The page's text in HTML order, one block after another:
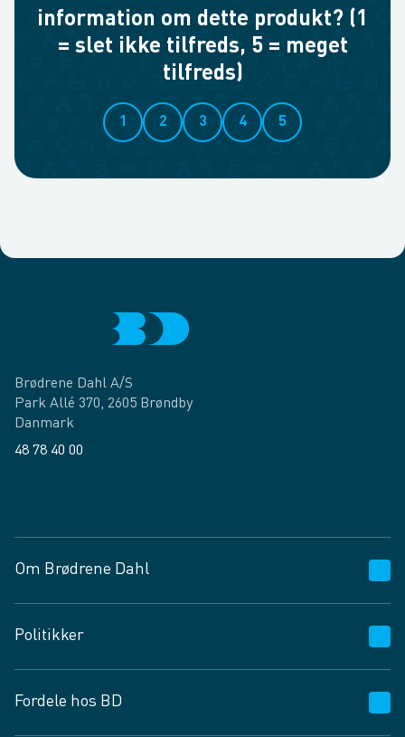
information om dette produkt? (1
= slet ikke tilfreds, 5 = meget
tilfreds)
1 2 3 4 5
Brødrene Dahl A/S
Park Allé 370, 2605 Brøndby
Danmark
48 78 40 00
Om Brødrene Dahl
Vagttelefon 30 10 89 89
Spørgsmål og svar
Job og karriere
Politikker
Privatlivspolitik
Fordele hos BD